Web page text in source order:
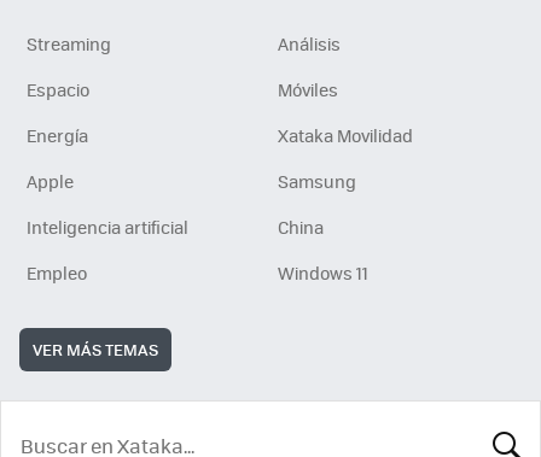
Streaming
Análisis
Espacio
Móviles
Energía
Xataka Movilidad
Apple
Samsung
Inteligencia artificial
China
Empleo
Windows 11
VER MÁS TEMAS